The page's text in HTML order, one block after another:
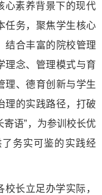
心素养背景下的现代
任务，聚焦学生核心
结合丰富的院校管理
理念、管理模式与育
理、德育创新与学生
理的实践路径，打破
语”，为参训校长优
务实可鉴的实践经
长立足办学实际，